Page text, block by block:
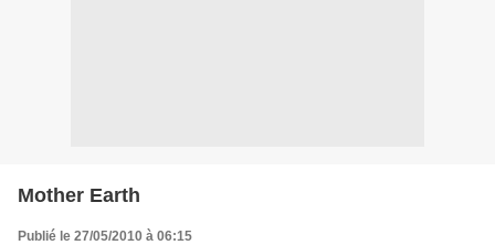
Mother Earth
Publié le 27/05/2010 à 06:15